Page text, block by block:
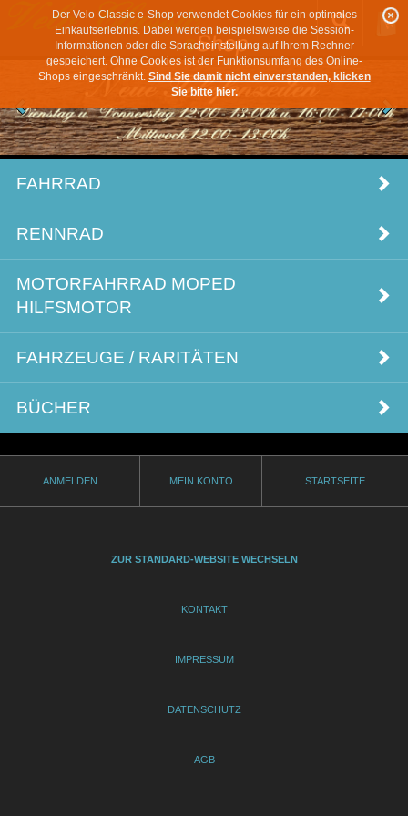
Der Velo-Classic e-Shop verwendet Cookies für ein optimales
Einkaufserlebnis. Dabei werden beispielsweise die Session-
Informationen oder die Spracheinstellung auf Ihrem Rechner
gespeichert. Ohne Cookies ist der Funktionsumfang des Online-
Shops eingeschränkt. Sind Sie damit nicht einverstanden, klicken
Sie bitte hier.
FAHRRAD
RENNRAD
MOTORFAHRRAD MOPED
HILFSMOTOR
FAHRZEUGE / RARITÄTEN
BÜCHER
ANMELDEN MEIN KONTO STARTSEITE
ZUR STANDARD-WEBSITE WECHSELN
KONTAKT
IMPRESSUM
DATENSCHUTZ
AGB